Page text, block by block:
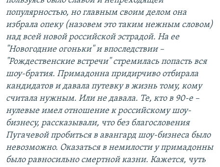
популярностью, но главным своим делом она
избрала опеку (назовем это таким нежным словом)
над всей новой российской эстрадой. На ее
"Новогодние огоньки" и впоследствии –
"Рождественские встречи" стремилась попасть вся
шоу-братия. Примадонна придирчиво отбирала
кандидатов и давала путевку в жизнь тому, кому
считала нужным. Или не давала. Те, кто в 90-е –
нулевые имел отношение к российскому шоу-
бизнесу, рассказывали, что без благословения
Пугачевой пробиться в авангард шоу-бизнеса было
невозможно. Оказаться в немилости у примадонны
было равносильно смертной казни. Кажется, чуть